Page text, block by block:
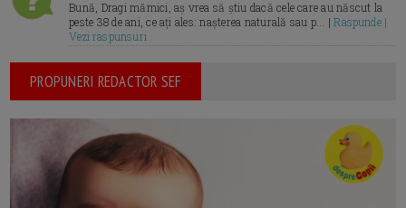
Bună, Dragi mămici, aș vrea să știu dacă cele care au născut la
peste 38 de ani, ce ați ales: nașterea naturală sau p... |Raspunde |
Vezi raspunsuri
PROPUNERI REDACTOR SEF